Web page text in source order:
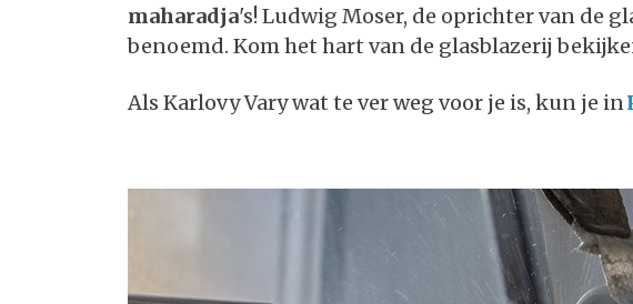
maharadja's! Ludwig Moser, de oprichter van de
benoemd. Kom het hart van de glasblazerij
Als Karlovy Vary wat te ver weg voor je is, kun je in